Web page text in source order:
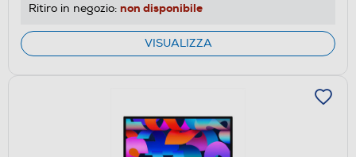
Ritiro in negozio: non disponibile
VISUALIZZA